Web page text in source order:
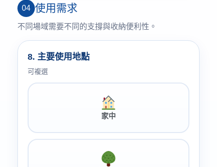
04 使用需求
不同場域需要不同的支撐與收納便利性。
8. 主要使用地點
可複選
家中